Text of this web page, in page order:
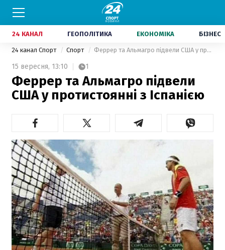
24 КАНАЛ ГЕОПОЛІТИКА ЕКОНОМІКА БІЗНЕС
24 канал Спорт Спорт Феррер та Альмагро підвели США у протистоянні з Іспанією
15 вересня, 13:10 1
Феррер та Альмагро підвели
США у протистоянні з Іспанією